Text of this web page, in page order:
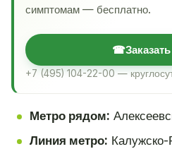
симптомам — бесплатно.
☎
+7 (495) 104-22-00 —
Метро рядом:
Линия метро: